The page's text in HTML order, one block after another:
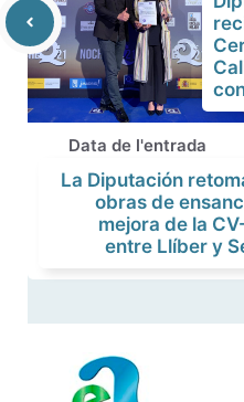
Data de l'entrada
La Diputación
obras de
mejora de la
entre Llíber y